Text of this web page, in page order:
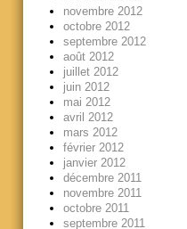
novembre 2012
octobre 2012
septembre 2012
août 2012
juillet 2012
juin 2012
mai 2012
avril 2012
mars 2012
février 2012
janvier 2012
décembre 2011
novembre 2011
octobre 2011
septembre 2011